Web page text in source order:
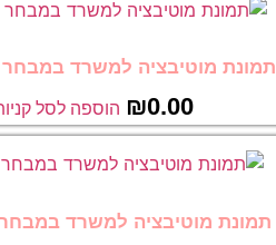
תמונת מוטיבציה למשרד במבחר
₪0.00 הוספה לסל
תמונת מוטיבציה למשרד במבחר